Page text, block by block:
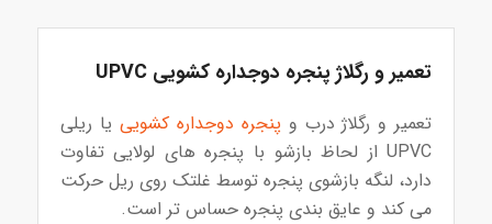
تعمیر و رگلاژ پنجره دوجداره کشویی UPVC
تعمیر و رگلاژ درب و پنجره دوجداره کشویی یا ریلی
UPVC از لحاظ بازشو با پنجره های لولایی تفاوت
دارد، لنگه بازشوی پنجره توسط غلتک روی ریل حرکت
می کند و عایق بندی پنجره حساس تر است.